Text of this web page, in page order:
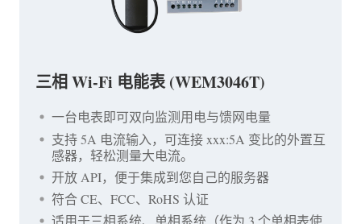
三相 Wi-Fi 电能表 (WEM3046T)
一台电表即可双向监测用电与馈网电量
支持 5A 电流输入，可连接 xxx:5A 变比的外置互
感器，轻松测量大电流。
开放 API，便于集成到您自己的服务器
符合 CE、FCC、RoHS 认证
适用于三相系统、单相系统（作为 3 个单相表使